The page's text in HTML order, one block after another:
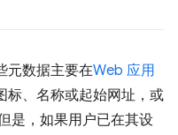
元数据主要在Web 应用
标、名称或起始网址，或
是，如果用户已在其设